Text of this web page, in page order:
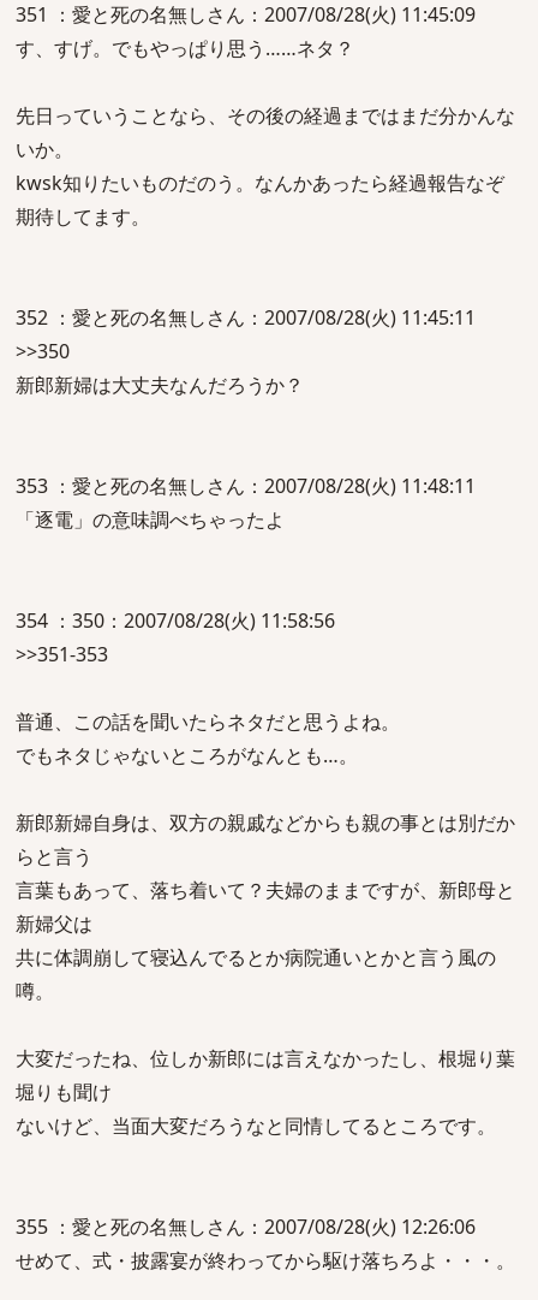
351 ：愛と死の名無しさん：2007/08/28(火) 11:45:09
す、すげ。でもやっぱり思う……ネタ？
先日っていうことなら、その後の経過まではまだ分かんな
いか。
kwsk知りたいものだのう。なんかあったら経過報告なぞ
期待してます。
352 ：愛と死の名無しさん：2007/08/28(火) 11:45:11
>>350
新郎新婦は大丈夫なんだろうか？
353 ：愛と死の名無しさん：2007/08/28(火) 11:48:11
「逐電」の意味調べちゃったよ
354 ：350：2007/08/28(火) 11:58:56
>>351-353
普通、この話を聞いたらネタだと思うよね。
でもネタじゃないところがなんとも…。
新郎新婦自身は、双方の親戚などからも親の事とは別だか
らと言う
言葉もあって、落ち着いて？夫婦のままですが、新郎母と
新婦父は
共に体調崩して寝込んでるとか病院通いとかと言う風の
噂。
大変だったね、位しか新郎には言えなかったし、根堀り葉
堀りも聞け
ないけど、当面大変だろうなと同情してるところです。
355 ：愛と死の名無しさん：2007/08/28(火) 12:26:06
せめて、式・披露宴が終わってから駆け落ちろよ・・・。